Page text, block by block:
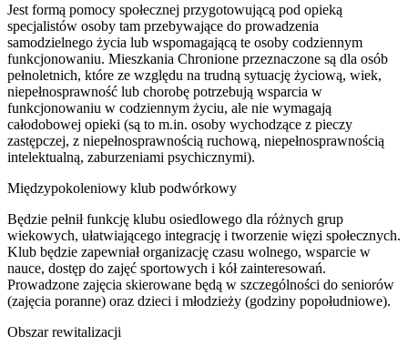
Jest formą pomocy społecznej przygotowującą pod opieką
specjalistów osoby tam przebywające do prowadzenia
samodzielnego życia lub wspomagającą te osoby codziennym
funkcjonowaniu. Mieszkania Chronione przeznaczone są dla osób
pełnoletnich, które ze względu na trudną sytuację życiową, wiek,
niepełnosprawność lub chorobę potrzebują wsparcia w
funkcjonowaniu w codziennym życiu, ale nie wymagają
całodobowej opieki (są to m.in. osoby wychodzące z pieczy
zastępczej, z niepełnosprawnością ruchową, niepełnosprawnością
intelektualną, zaburzeniami psychicznymi).
Międzypokoleniowy klub podwórkowy
Będzie pełnił funkcję klubu osiedlowego dla różnych grup
wiekowych, ułatwiającego integrację i tworzenie więzi społecznych.
Klub będzie zapewniał organizację czasu wolnego, wsparcie w
nauce, dostęp do zajęć sportowych i kół zainteresowań.
Prowadzone zajęcia skierowane będą w szczególności do seniorów
(zajęcia poranne) oraz dzieci i młodzieży (godziny popołudniowe).
Obszar rewitalizacji